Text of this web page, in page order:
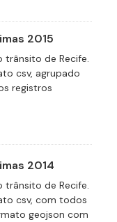
2015
de Recife.
csv, agrupado
registros
2014
de Recife.
csv, com todos
geojson com